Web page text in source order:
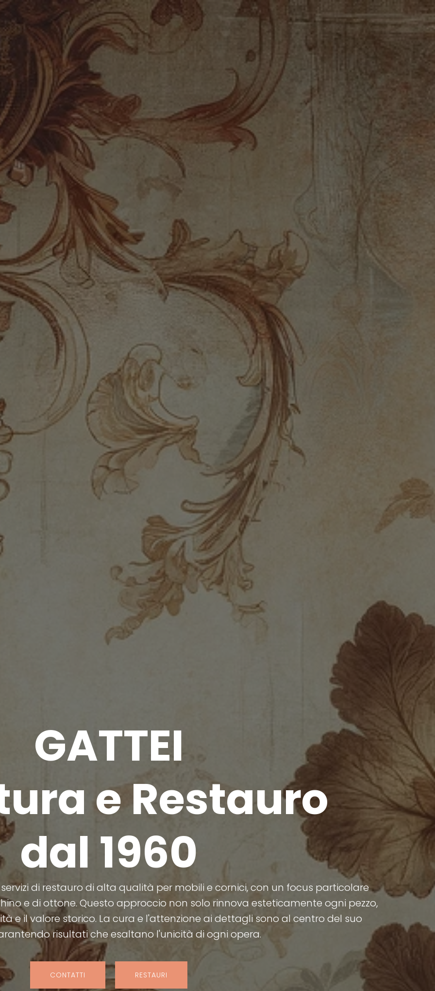
GATTEI
e Restauro
dal 1960
di restauro di alta qualità per mobili e cornici, con un focus particolare
e di ottone. Questo approccio non solo rinnova esteticamente ogni pezzo,
e il valore storico. La cura e l'attenzione ai dettagli sono al centro del suo
risultati che esaltano l'unicità di ogni opera.
CONTATTI RESTAURI